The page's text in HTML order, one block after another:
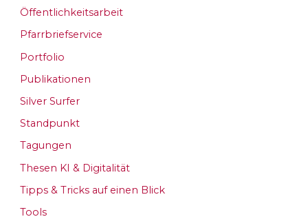
Öffentlichkeitsarbeit
Pfarrbriefservice
Portfolio
Publikationen
Silver Surfer
Standpunkt
Tagungen
Thesen KI & Digitalität
Tipps & Tricks auf einen Blick
Tools